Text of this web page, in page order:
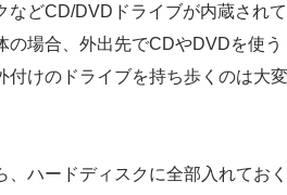
などCD/DVDドライブが内蔵されて
の場合、外出先でCDやDVDを使う
付けのドライブを持ち歩くのは大変
、ハードディスクに全部入れてお